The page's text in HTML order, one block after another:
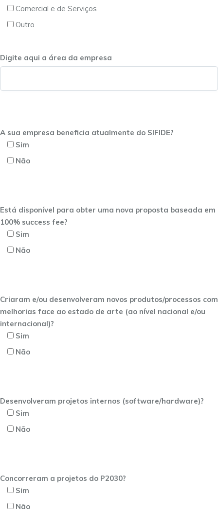
Comercial e de Serviços
Outro
Digite aqui a área da empresa
A sua empresa beneficia atualmente do SIFIDE?
Sim
Não
Está disponível para obter uma nova proposta baseada em
100% success fee?
Sim
Não
Criaram e/ou desenvolveram novos produtos/processos com
melhorias face ao estado de arte (ao nível nacional e/ou
internacional)?
Sim
Não
Desenvolveram projetos internos (software/hardware)?
Sim
Não
Concorreram a projetos do P2030?
Sim
Não